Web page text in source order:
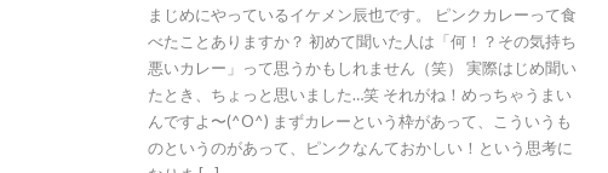
まじめにやっているイケメン辰也です。 ピンクカレーって食
べたことありますか？ 初めて聞いた人は「何！？その気持ち
悪いカレー」って思うかもしれません（笑） 実際はじめ聞い
たとき、ちょっと思いました…笑 それがね！めっちゃうまい
んですよ〜(^O^) まずカレーという枠があって、こういうも
のというのがあって、ピンクなんておかしい！という思考に